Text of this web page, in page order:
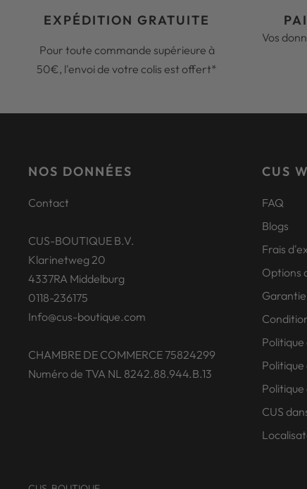
EXPÉDITION GRATUITE
Pour toute commande supérieure à
50€, l'envoi de votre colis est offert*
Vos
NOS DONNÉES
Contact
CUS-BOUTIQUE B.V.
Klarinetweg 20
4337RA Middelburg
0118-236175
Info@cus-boutique.com
CHAMBRE DE COMMERCE 75824299
Numéro de TVA NL 8242.88.944.B.13
CUS
FAQ
Blogs
Frais
Options
CUS